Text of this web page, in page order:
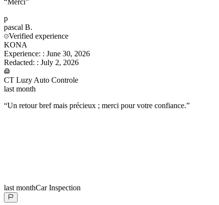
“Merci”
p
pascal B.
Verified experience
KONA
Experience: : June 30, 2026
Redacted: : July 2, 2026
CT Luzy Auto Controle
last month
“Un retour bref mais précieux ; merci pour votre confiance.”
last monthCar Inspection